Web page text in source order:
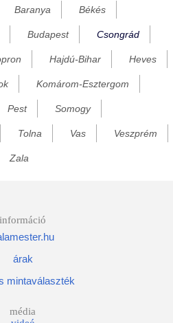
Baranya Békés
Budapest Csongrád
Hajdú-Bihar Heves
Komárom-Esztergom
Pest Somogy
Tolna Vas Veszprém
Zala
információ
árak
mintaválaszték
média